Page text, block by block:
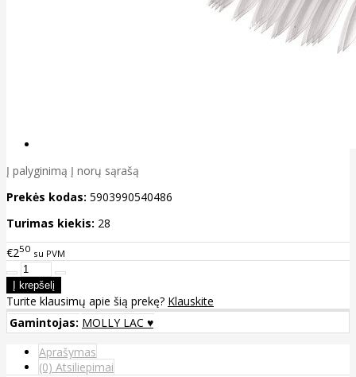
Į palyginimą Į norų sąrašą
Prekės kodas: 5903990540486
Turimas kiekis: 28
€250 su PVM
Turite klausimų apie šią prekę? Klauskite
Gamintojas: MOLLY LAC ♥
Aprašymas
(0) Atsiliepimai